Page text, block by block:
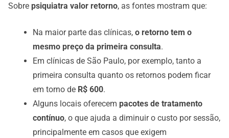
Sobre psiquiatra valor retorno, as fontes mostram que:
Na maior parte das clínicas, o retorno tem o
mesmo preço da primeira consulta.
Em clínicas de São Paulo, por exemplo, tanto a
primeira consulta quanto os retornos podem ficar
em torno de R$ 600.
Alguns locais oferecem pacotes de tratamento
contínuo, o que ajuda a diminuir o custo por sessão,
principalmente em casos que exigem